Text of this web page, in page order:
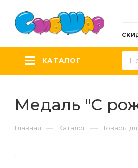
КАТАЛОГ
Медаль "С
Главная — Каталог — Товары